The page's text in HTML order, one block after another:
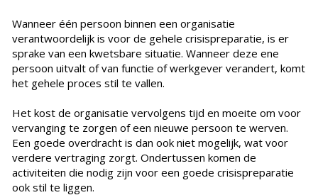
Wanneer één persoon binnen een organisatie
verantwoordelijk is voor de gehele crisispreparatie, is er
sprake van een kwetsbare situatie. Wanneer deze ene
persoon uitvalt of van functie of werkgever verandert, komt
het gehele proces stil te vallen.
Het kost de organisatie vervolgens tijd en moeite om voor
vervanging te zorgen of een nieuwe persoon te werven.
Een goede overdracht is dan ook niet mogelijk, wat voor
verdere vertraging zorgt. Ondertussen komen de
activiteiten die nodig zijn voor een goede crisispreparatie
ook stil te liggen.